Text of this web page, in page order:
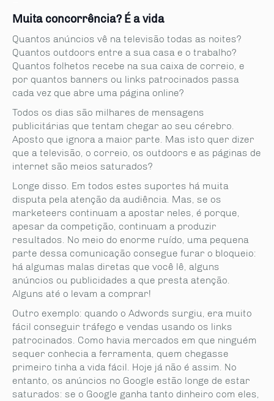
Muita concorrência? É a vida
Quantos anúncios vê na televisão todas as noites?
Quantos outdoors entre a sua casa e o trabalho?
Quantos folhetos recebe na sua caixa de correio, e
por quantos banners ou links patrocinados passa
cada vez que abre uma página online?
Todos os dias são milhares de mensagens
publicitárias que tentam chegar ao seu cérebro.
Aposto que ignora a maior parte. Mas isto quer dizer
que a televisão, o correio, os outdoors e as páginas de
internet são meios saturados?
Longe disso. Em todos estes suportes há muita
disputa pela atenção da audiência. Mas, se os
marketeers continuam a apostar neles, é porque,
apesar da competição, continuam a produzir
resultados. No meio do enorme ruído, uma pequena
parte dessa comunicação consegue furar o bloqueio:
há algumas malas diretas que você lê, alguns
anúncios ou publicidades a que presta atenção.
Alguns até o levam a comprar!
Outro exemplo: quando o Adwords surgiu, era muito
fácil conseguir tráfego e vendas usando os links
patrocinados. Como havia mercados em que ninguém
sequer conhecia a ferramenta, quem chegasse
primeiro tinha a vida fácil. Hoje já não é assim. No
entanto, os anúncios no Google estão longe de estar
saturados: se o Google ganha tanto dinheiro com eles,